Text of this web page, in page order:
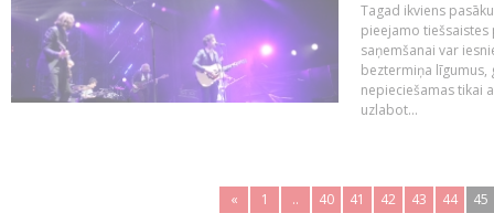
Tagad ikviens
pieejamo tiešsaistes
saņemšanai var
beztermiņa līgumus,
nepieciešamas tikai
uzlabot...
« 1 .. 40 41 42 43 44 45